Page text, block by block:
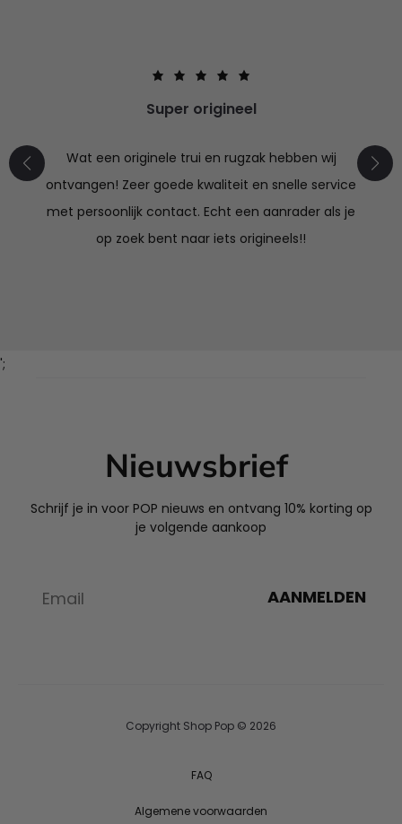
Super origineel
Wat een originele trui en rugzak hebben wij
ontvangen! Zeer goede kwaliteit en snelle service
met persoonlijk contact. Echt een aanrader als je
op zoek bent naar iets origineels!!
';
Nieuwsbrief
Schrijf je in voor POP nieuws en ontvang 10% korting op
je volgende aankoop
AANMELDEN
Copyright Shop Pop © 2026
FAQ
Algemene voorwaarden